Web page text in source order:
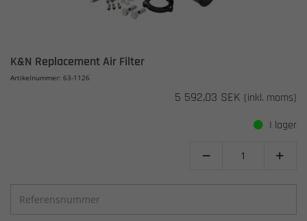
K&N Replacement Air Filter
Artikelnummer: 63-1126
5 592,03 SEK (inkl. moms)
I lager
 